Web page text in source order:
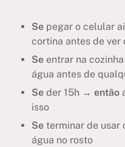
Se pegar o celular
cortina antes de ver
Se entrar na
água antes de
Se der 15h → então
isso
Se terminar de usar
água no rosto